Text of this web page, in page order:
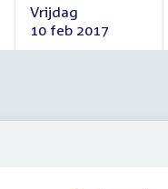
Vrijdag
10 feb 2017
Vrijdag